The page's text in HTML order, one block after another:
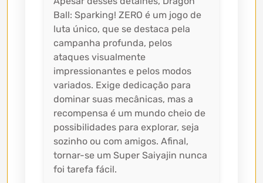
Ball: Sparking! ZERO é um jogo de
luta único, que se destaca pela
campanha profunda, pelos
ataques visualmente
impressionantes e pelos modos
variados. Exige dedicação para
dominar suas mecânicas, mas a
recompensa é um mundo cheio de
possibilidades para explorar, seja
sozinho ou com amigos. Afinal,
tornar-se um Super Saiyajin nunca
foi tarefa fácil.